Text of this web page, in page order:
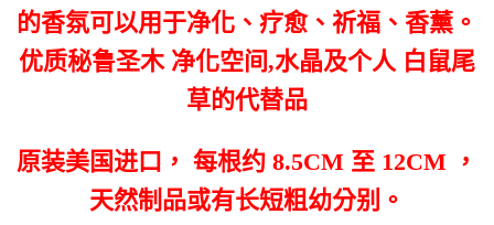
的香氛可以用于净化、疗愈、祈福、香薰。
优质秘鲁圣木 净化空间,水晶及个人 白鼠尾
草的代替品
原装美国进口， 每根约 8.5CM 至 12CM ，
天然制品或有长短粗幼分别。